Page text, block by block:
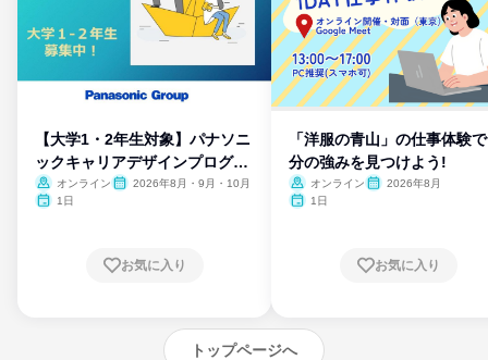
【大学1・2年生対象】パナソニ
ックキャリアデザインプログラ
ム
オンライン
2026年8月・9月・10月
1日
お気に入り
「洋服の青山」の仕事体験
分の強みを見つけよう!
オンライン
2026年8月
1日
お気に入り
トップページへ